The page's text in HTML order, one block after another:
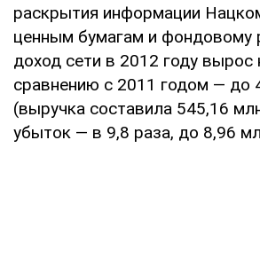
раскрытия информации
ценным бумагам и фондовому
доход сети в 2012 году вырос
сравнению с 2011 годом — до
(выручка составила 545,16
убыток — в 9,8 раза, до 8,96